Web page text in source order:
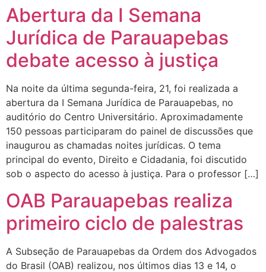
Abertura da I Semana
Jurídica de Parauapebas
debate acesso à justiça
Na noite da última segunda-feira, 21, foi realizada a
abertura da I Semana Jurídica de Parauapebas, no
auditório do Centro Universitário. Aproximadamente
150 pessoas participaram do painel de discussões que
inaugurou as chamadas noites jurídicas. O tema
principal do evento, Direito e Cidadania, foi discutido
sob o aspecto do acesso à justiça. Para o professor […]
OAB Parauapebas realiza
primeiro ciclo de palestras
A Subseção de Parauapebas da Ordem dos Advogados
do Brasil (OAB) realizou, nos últimos dias 13 e 14, o